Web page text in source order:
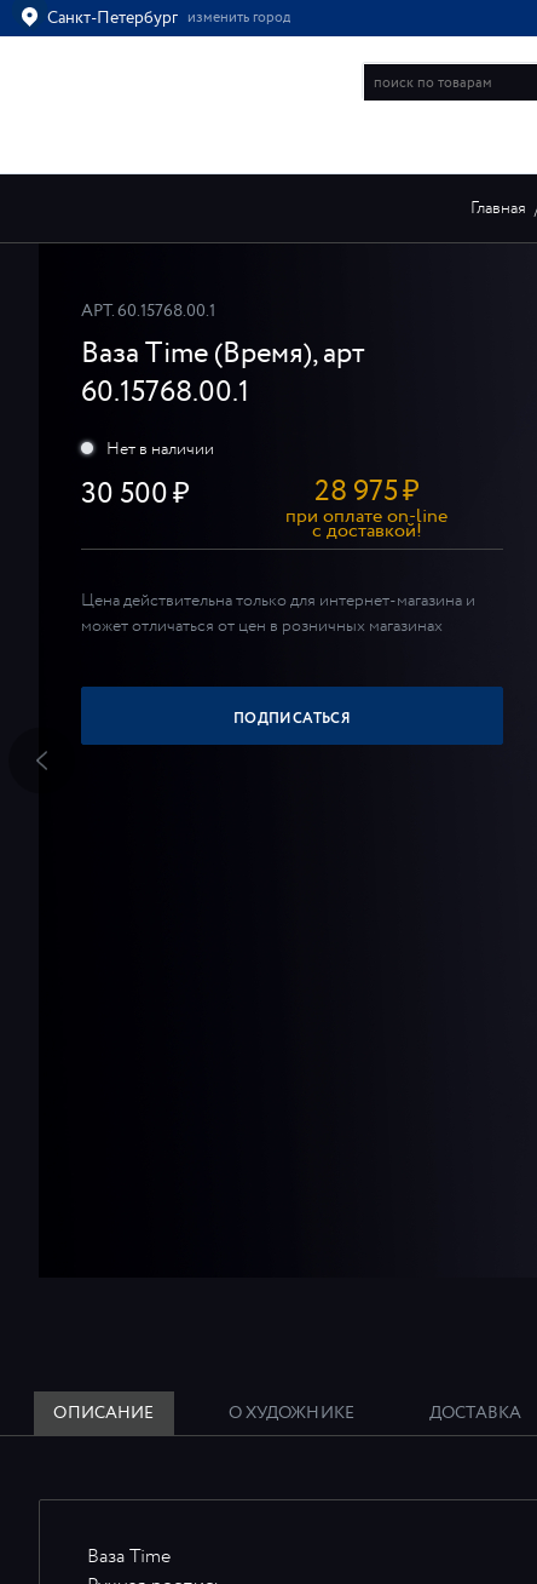
Санкт-Петербург изменить город
Главная
АРТ.60.15768.00.1
Ваза Time (Время), арт
60.15768.00.1
30 500 28 975₽
при оплате on-line
c доставкой!
Цена действительна только для интернет-магазина и
может отличаться от цен в розничных магазинах
ПОДПИСАТЬСЯ
ОПИСАНИЕ О ХУДОЖНИКЕ ДОСТАВКА
Ваза Time